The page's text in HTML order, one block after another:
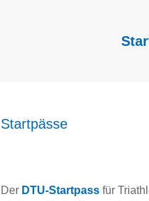
Startpässe
Der DTU-Startpass für